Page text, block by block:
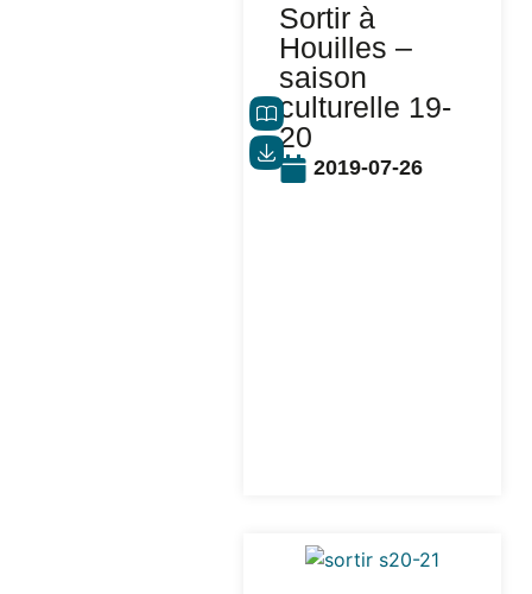
2019-07-26
Sortir à
Houilles –
saison
culturelle 19-
20